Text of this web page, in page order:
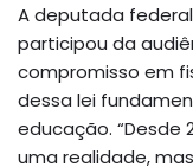
A deputada
participou da
compromisso em
dessa lei
educação. “Desde
uma realidade,